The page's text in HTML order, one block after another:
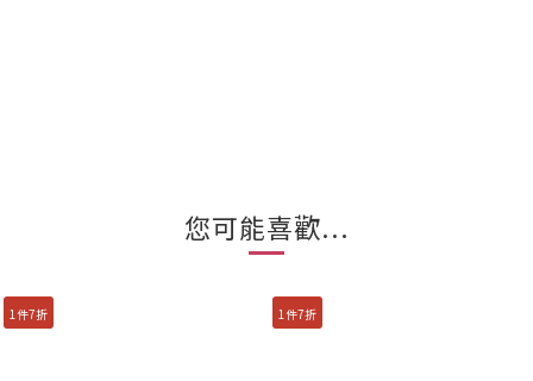
您可能喜歡...
1件7折 1件7折